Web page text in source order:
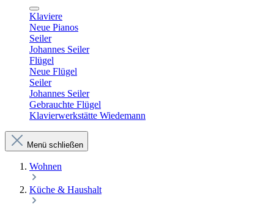
Klaviere
Neue Pianos
Seiler
Johannes Seiler
Flügel
Neue Flügel
Seiler
Johannes Seiler
Gebrauchte Flügel
Klavierwerkstätte Wiedemann
Menü schließen
Wohnen
Küche & Haushalt